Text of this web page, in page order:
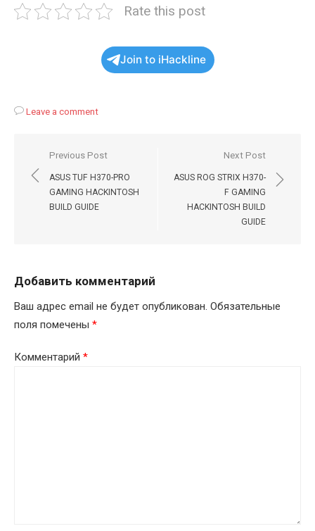
Rate this post
Join to iHackline
Leave a comment
Навигация
по
записям
Previous Post
ASUS TUF H370-PRO
GAMING HACKINTOSH
BUILD GUIDE
Next Post
ASUS ROG STRIX H370-
F GAMING
HACKINTOSH BUILD
GUIDE
Добавить комментарий
Ваш адрес email не будет опубликован. Обязательные
поля помечены *
Комментарий *